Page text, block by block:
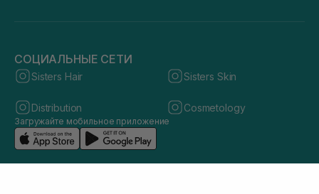
СОЦИАЛЬНЫЕ СЕТИ
Sisters Hair Sisters Skin
Distribution Cosmetology
Загружайте мобильное приложение